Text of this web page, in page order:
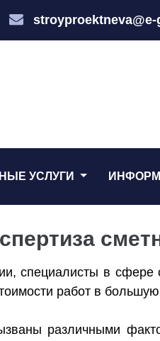
stroyproektneva@e-
УСЛУГИ
специалисты в
работ в
различными